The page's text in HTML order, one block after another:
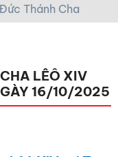
Đức Thánh Cha
LÊÔ XIV
16/10/2025